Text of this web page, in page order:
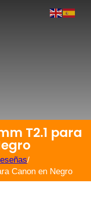
T2.1 para
/
Canon en Negro